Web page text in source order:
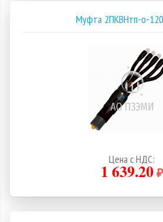
Муфта 2ПКВНтп-о-
Цена с НДС:
1 639.20₽